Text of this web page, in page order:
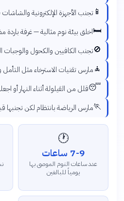
📱 تجنب الأجهزة الإلكترونية والشاشات قبل النوم بـ 30-60 دقيقة لتقليل
🛏️اخلق بيئة نوم مثالية — غرفة
🚫تجنب الكافيين والكحول والوجبات الثقيلة قبل
🧘مارس تقنيات الاسترخاء مثل
😴قلل من القيلولة أثناء النهار أو اجعلها قصيرة (15-20 دقيقة)
🏃مارس الرياضة بانتظام لكن تجنبها قبل النوم بـ 3
🕐
7-9 ساعات
عدد ساعات النوم الموصى بها
يومياً للبالغين